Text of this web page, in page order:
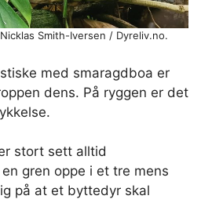
Smith-Iversen / Dyreliv.no.
med smaragdboa er
dens. På ryggen er det
stort sett alltid
gren oppe i et tre mens
på at et byttedyr skal